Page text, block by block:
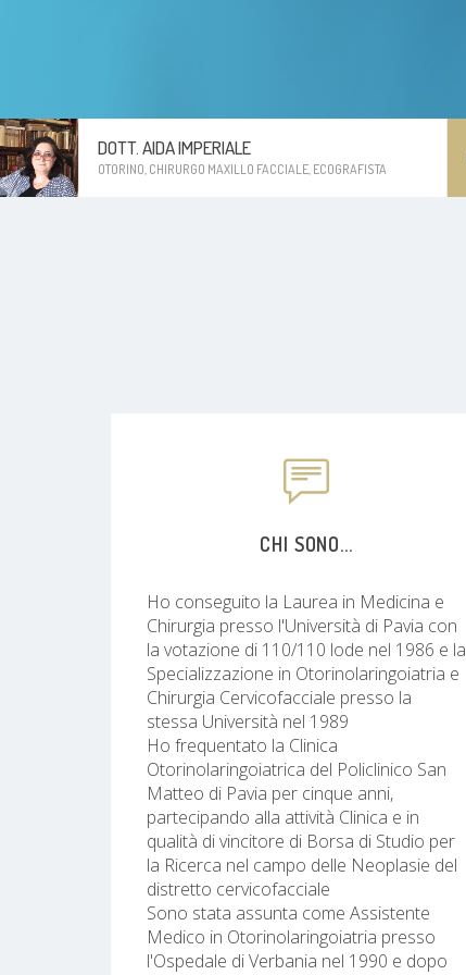
DOTT. AIDA IMPERIALE
OTORINO, CHIRURGO MAXILLO FACCIALE, ECOGRAFISTA
CHI SONO...
Ho conseguito la Laurea in Medicina e
Chirurgia presso l'Università di Pavia con
la votazione di 110/110 lode nel 1986 e la
Specializzazione in Otorinolaringoiatria e
Chirurgia Cervicofacciale presso la
stessa Università nel 1989
Ho frequentato la Clinica
Otorinolaringoiatrica del Policlinico San
Matteo di Pavia per cinque anni,
partecipando alla attività Clinica e in
qualità di vincitore di Borsa di Studio per
la Ricerca nel campo delle Neoplasie del
distretto cervicofacciale
Sono stata assunta come Assistente
Medico in Otorinolaringoiatria presso
l'Ospedale di Verbania nel 1990 e dopo